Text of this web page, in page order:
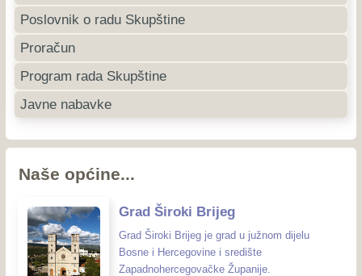
Poslovnik o radu Skupštine
Proračun
Program rada Skupštine
Javne nabavke
Naše općine...
Grad Široki Brijeg
Grad Široki Brijeg je grad u južnom dijelu
Bosne i Hercegovine i središte
Zapadnohercegovačke Županije.